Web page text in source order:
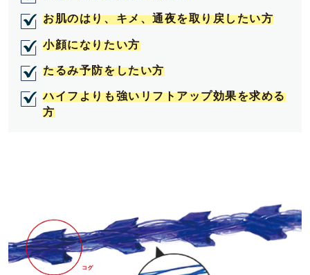
お肌のはり、キメ、通夜を取り戻したい方
小顔になりたい方
たるみ予防をしたい方
ハイフよりも強いリフトアップ効果を求める
方